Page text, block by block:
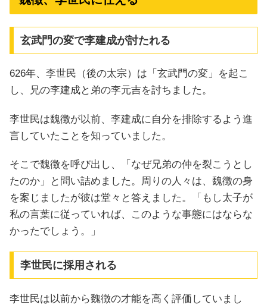
玄武門の変で李建成が討たれる
626年、李世民（後の太宗）は「玄武門の変」を起こ
し、兄の李建成と弟の李元吉を討ちました。
李世民は魏徴が以前、李建成に自分を排除するよう進
言していたことを知っていました。
そこで魏徴を呼び出し、「なぜ兄弟の仲を裂こうとし
たのか」と問い詰めました。周りの人々は、魏徴の身
を案じましたが彼は堂々と答えました。「もし太子が
私の言葉に従っていれば、このような事態にはならな
かったでしょう。」
李世民に採用される
李世民は以前から魏徴の才能を高く評価していまし